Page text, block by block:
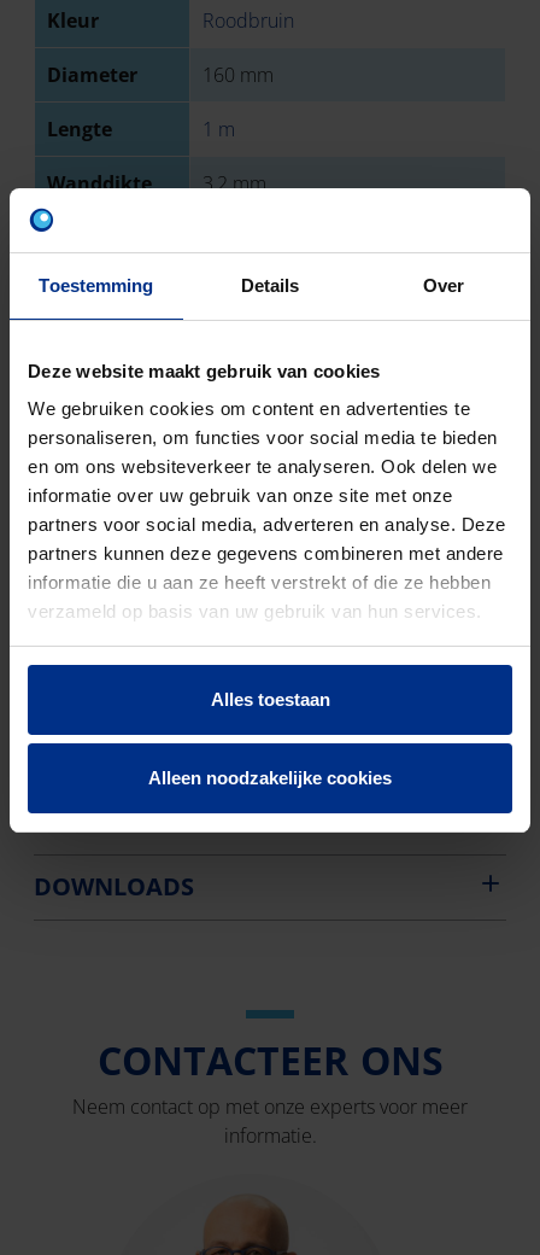
Toestemming Details Over
Deze website maakt gebruik van cookies
We gebruiken cookies om content en advertenties te
personaliseren, om functies voor social media te bieden
en om ons websiteverkeer te analyseren. Ook delen we
informatie over uw gebruik van onze site met onze
partners voor social media, adverteren en analyse. Deze
partners kunnen deze gegevens combineren met andere
informatie die u aan ze heeft verstrekt of die ze hebben
verzameld op basis van uw gebruik van hun services.
Alles toestaan
Alleen noodzakelijke cookies
Kleur Roodbruin
Diameter 160 mm
Lengte 1 m
Wanddikte 3,2 mm
Type
Type
Spie
Sterkteklasse SN 2
EN-norm NBN EN 1401
Keurmerk BENOR
EN-norm NBN EN 1329
Aantal stuks 39
DOWNLOADS
CONTACTEER ONS
Neem contact op met onze experts voor meer
informatie.